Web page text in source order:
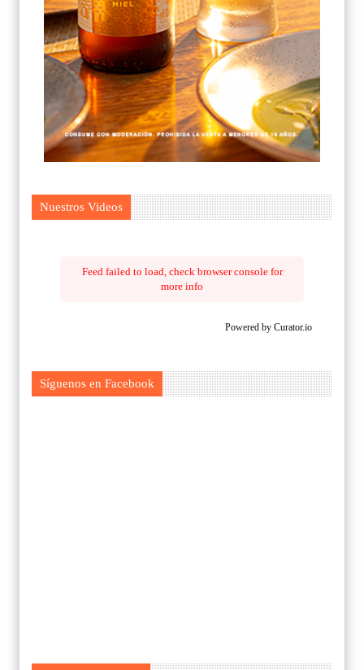
Nuestros Videos
Feed failed to load, check browser console for
more info
Powered by Curator.io
Síguenos en Facebook